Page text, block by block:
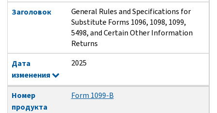
Заголовок
General Rules and Specifications for
Substitute Forms 1096, 1098, 1099,
5498, and Certain Other Information
Returns
Дата
изменения
2025
Номер
продукта
Form 1099-B